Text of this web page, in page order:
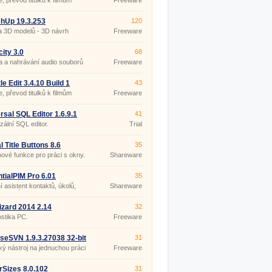
19.3.253
3D modelů - 3D návrh
120
Freeware
3.0
a nahrávání audio souborů
68
Freeware
Edit 3.4.10 Build 1
převod titulků k filmům
43
Freeware
SQL Editor 1.6.9.1
SQL editor.
41
Trial
Title Buttons 8.6
funkce pro práci s okny.
35
Shareware
Pro 6.01
asistent kontaktů, úkolů,
35
Shareware
2014 2.14
PC.
32
Freeware
1.9.3.27038 32-bit
nástroj na jednuchou práci
31
Freeware
8.0.102
31